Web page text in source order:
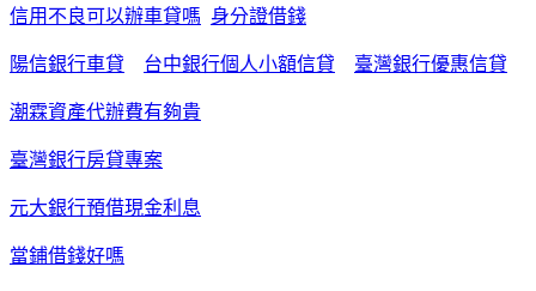
信用不良可以辦車貸嗎 身分證借錢
陽信銀行車貸 台中銀行個人小額信貸 臺灣銀行優惠信貸
潮霖資產代辦費有夠貴
臺灣銀行房貸專案
元大銀行預借現金利息
當鋪借錢好嗎